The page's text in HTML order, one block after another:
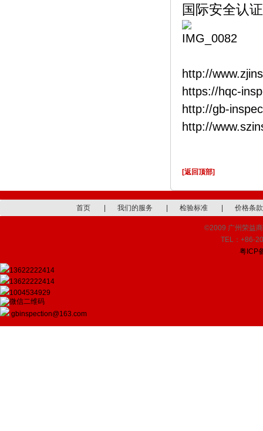
国际安全认
http://
https://hqc-
http://gb-
http://
[返回顶部]
首页 我们的服务 检验标准 价格条款
©2009 广州荣益
TEL：+86-
粤ICP
13622222414
13622222414
1004534929
gbinspection@163.com